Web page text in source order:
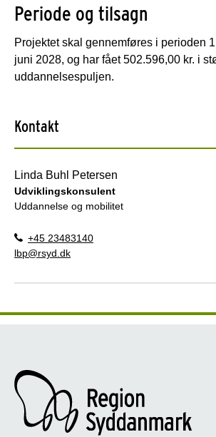
Periode og tilsagn
Projektet skal gennemføres i perioden
juni 2028, og har fået 502.596,00 kr. i
uddannelsespuljen.
Kontakt
Linda Buhl Petersen
Udviklingskonsulent
Uddannelse og mobilitet
+45 23483140
lbp@rsyd.dk